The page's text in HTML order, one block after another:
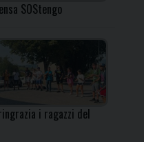
SOStengo
i ragazzi del